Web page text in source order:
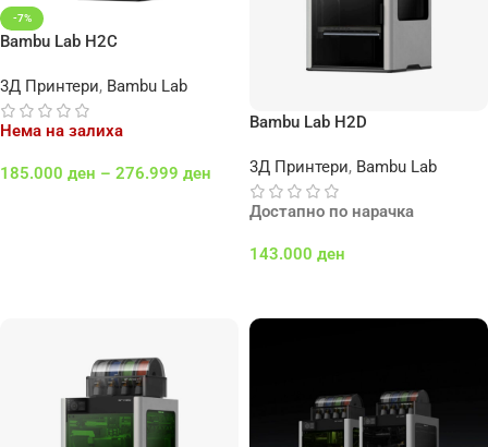
-7%
Bambu Lab H2C
3Д Принтери, Bambu Lab
Нема на залиха
185.000 ден – 276.999 ден
Bambu Lab H2D
3Д Принтери, Bambu Lab
Достапно по нарачка
143.000 ден